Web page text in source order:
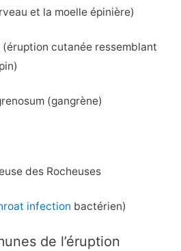
et la moelle épinière)
cutanée ressemblant
(gangrène)
des Rocheuses
infection bactérien)
de l’éruption